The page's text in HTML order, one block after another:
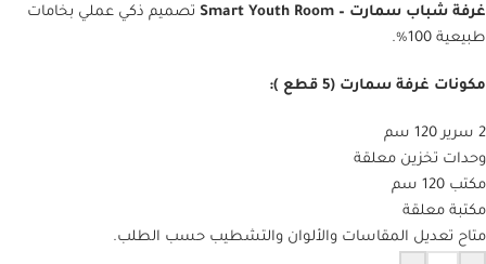
غرفة شباب سمارت – Smart Youth Room
تصميم ذكي عملي بخامات
طبيعية 100%.
مكونات غرفة سمارت (5 قطع ):
2 سرير 120 سم
وحدات تخزين معلقة
مكتب 120 سم
مكتبة معلقة
متاح تعديل المقاسات والألوان والتشطيب حسب الطلب.